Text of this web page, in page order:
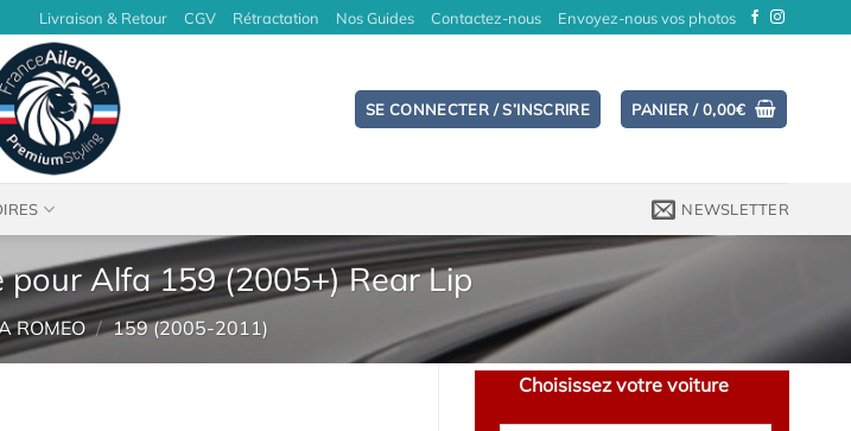
Livraison & Retour CGV Rétractation Nos Guides Contactez-nous Envoyez-nous vos photos
SE CONNECTER / S’INSCRIRE PANIER /0,00€
NEWSLETTER
pour Alfa 159 (2005+) Rear Lip
ROMEO / 159 (2005-2011)
Choisissez votre voiture